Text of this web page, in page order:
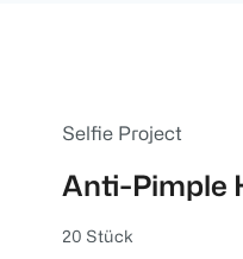
Selfie Project
Anti-Pimple
20 Stück